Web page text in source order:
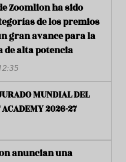
Zoomlion ha sido
de los premios
gran avance para la
alta potencia
MUNDIAL DEL
ACADEMY 2026-27
anuncian una